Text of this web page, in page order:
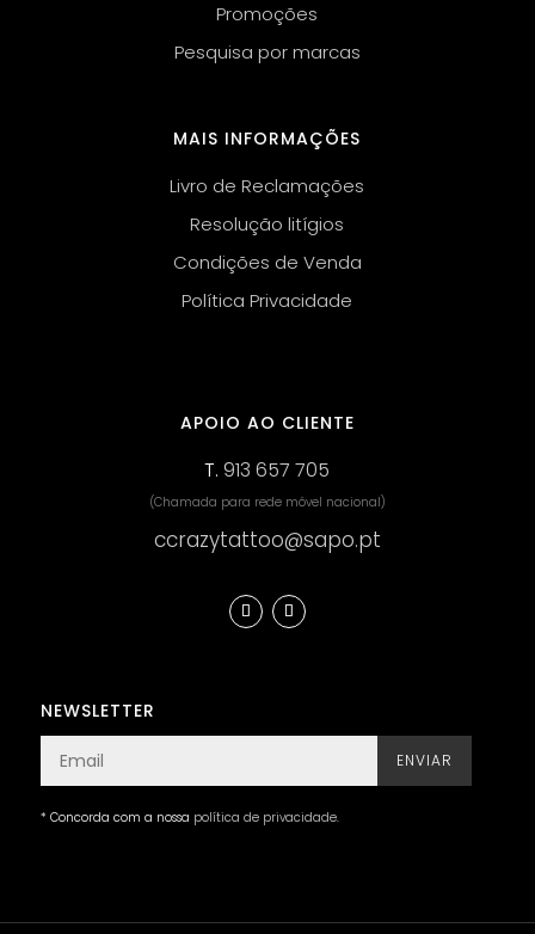
Promoções
Pesquisa por marcas
MAIS INFORMAÇÕES
Livro de Reclamações
Resolução litígios
Condições de Venda
Política Privacidade
APOIO AO CLIENTE
T.913 657 705
(Chamada para rede móvel nacional)
ccrazytattoo@sapo.pt
NEWSLETTER
ENVIAR
* Concorda com a nossa política de privacidade.